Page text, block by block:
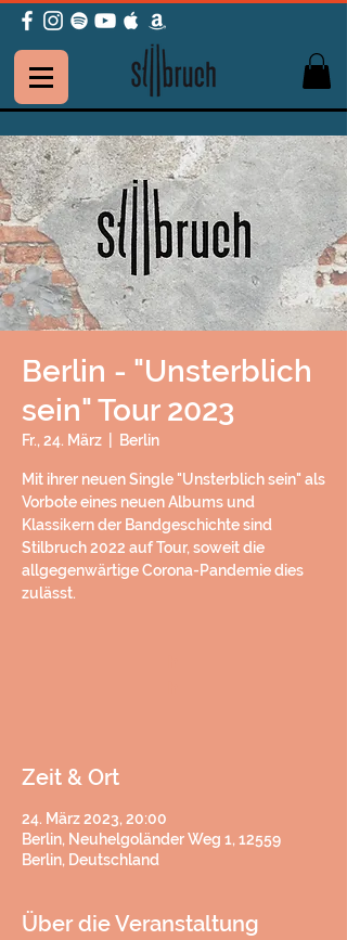
Berlin - "Unsterblich
sein" Tour 2023
Fr., 24. März Berlin
Mit ihrer neuen Single "Unsterblich sein" als
Vorbote eines neuen Albums und
Klassikern der Bandgeschichte sind
Stilbruch 2022 auf Tour, soweit die
allgegenwärtige Corona-Pandemie dies
zulässt.
Zeit & Ort
24. März 2023, 20:00
Berlin, Neuhelgoländer Weg 1, 12559
Berlin, Deutschland
Über die Veranstaltung